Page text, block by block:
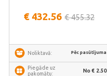
€ 432.56 € 455.32
Noliktavā: Pēc pasūtījuma
Piegāde uz
pakomātu:
No € 2.50